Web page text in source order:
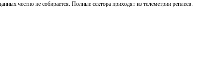
честно не собирается. Полные сектора приходят из телеметрии реплеев.